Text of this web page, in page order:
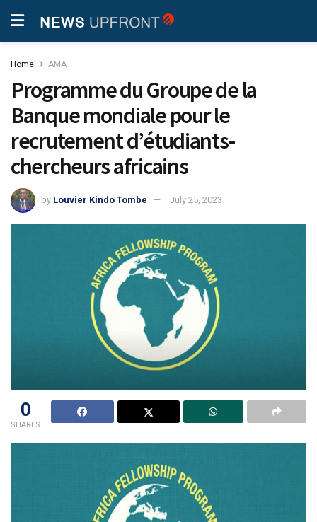
Home AMA
Programme du Groupe de la
Banque mondiale pour le
recrutement d’étudiants-
chercheurs africains
by Louvier Kindo Tombe July 25, 2023
0
SHARES